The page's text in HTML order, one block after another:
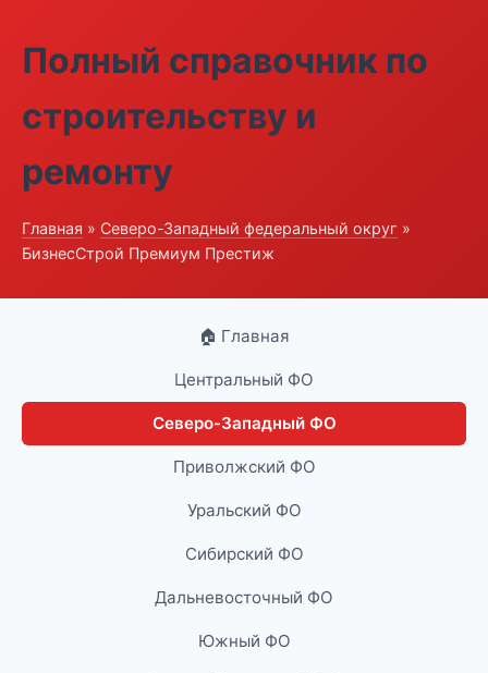
Полный справочник по
строительству и
ремонту
Главная » Северо-Западный федеральный округ »
БизнесСтрой Премиум Престиж
🏠 Главная
Центральный ФО
Северо-Западный ФО
Приволжский ФО
Уральский ФО
Сибирский ФО
Дальневосточный ФО
Южный ФО